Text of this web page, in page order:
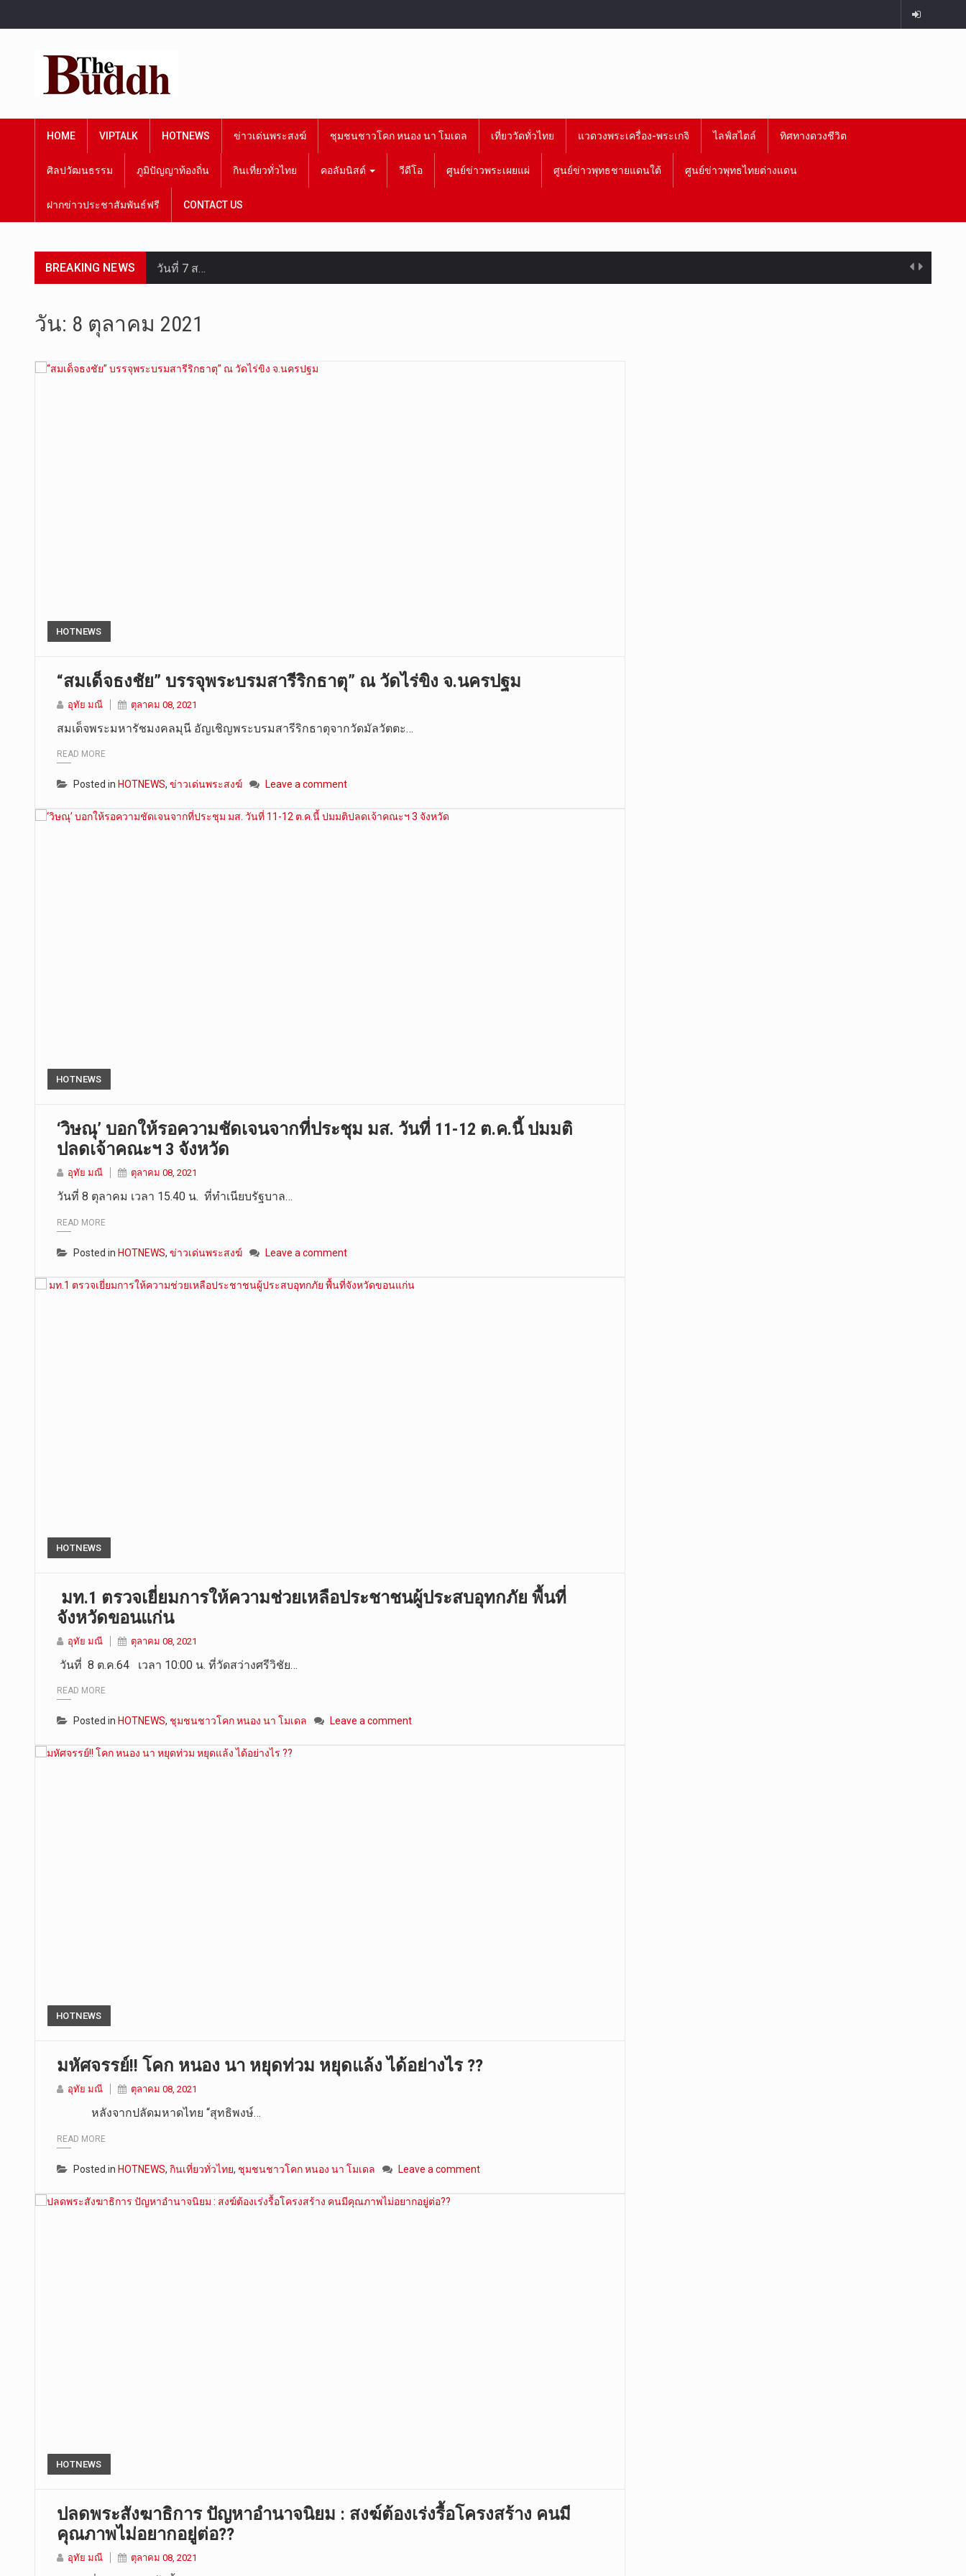
HOME VIPTALK HOTNEWS ข่าวเด่นพระสงฆ์ ชุมชนชาวโคก หนอง นา โมเดล เที่ยววัดทั่วไทย แวดวงพระเครื่อง-พระเกจิ ไลฟ์สไตล์ ทิศทางดวงชีวิต
ศิลปวัฒนธรรม ภูมิปัญญาท้องถิ่น กินเที่ยวทั่วไทย คอลัมนิสต์ วีดีโอ ศูนย์ข่าวพระเผยแผ่ ศูนย์ข่าวพุทธชายแดนใต้ ศูนย์ข่าวพุทธไทยต่างแดน
ฝากข่าวประชาสัมพันธ์ฟรี CONTACT US
BREAKING NEWS วันที่ 7 ส…
เมื่อวันที…
“สมเด็จเกี…
วัน: 8 ตุลาคม 2021
HOTNEWS
“สมเด็จธงชัย” บรรจุพระบรมสารีริกธาตุ” ณ วัดไร่ขิง จ.นครปฐม
อุทัย มณี ตุลาคม 08, 2021
สมเด็จพระมหารัชมงคลมุนี อัญเชิญพระบรมสารีริกธาตุจากวัดมัลวัตตะ…
READ MORE
Posted in HOTNEWS, ข่าวเด่นพระสงฆ์ Leave a comment
HOTNEWS
‘วิษณุ’ บอกให้รอความชัดเจนจากที่ประชุม มส. วันที่ 11-12 ต.ค.นี้ ปมมติ
ปลดเจ้าคณะฯ 3 จังหวัด
อุทัย มณี ตุลาคม 08, 2021
วันที่ 8 ตุลาคม เวลา 15.40 น. ที่ทำเนียบรัฐบาล…
READ MORE
Posted in HOTNEWS, ข่าวเด่นพระสงฆ์ Leave a comment
HOTNEWS
มท.1 ตรวจเยี่ยมการให้ความช่วยเหลือประชาชนผู้ประสบอุทกภัย พื้นที่
จังหวัดขอนแก่น
อุทัย มณี ตุลาคม 08, 2021
วันที่ 8 ต.ค.64 เวลา 10:00 น. ที่วัดสว่างศรีวิชัย…
READ MORE
Posted in HOTNEWS, ชุมชนชาวโคก หนอง นา โมเดล Leave a comment
HOTNEWS
มหัศจรรย์!! โคก หนอง นา หยุดท่วม หยุดแล้ง ได้อย่างไร ??
อุทัย มณี ตุลาคม 08, 2021
หลังจากปลัดมหาดไทย “สุทธิพงษ์…
READ MORE
Posted in HOTNEWS, กินเที่ยวทั่วไทย, ชุมชนชาวโคก หนอง นา โมเดล Leave a comment
HOTNEWS
ปลดพระสังฆาธิการ ปัญหาอำนาจนิยม : สงฆ์ต้องเร่งรื้อโครงสร้าง คนมี
คุณภาพไม่อยากอยู่ต่อ??
อุทัย มณี ตุลาคม 08, 2021